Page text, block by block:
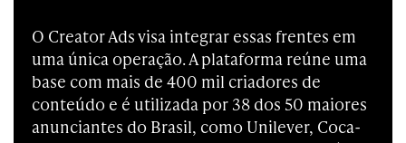
O Creator Ads visa integrar essas frentes em
uma única operação. A plataforma reúne uma
base com mais de 400 mil criadores de
conteúdo e é utilizada por 38 dos 50 maiores
anunciantes do Brasil, como Unilever, Coca-